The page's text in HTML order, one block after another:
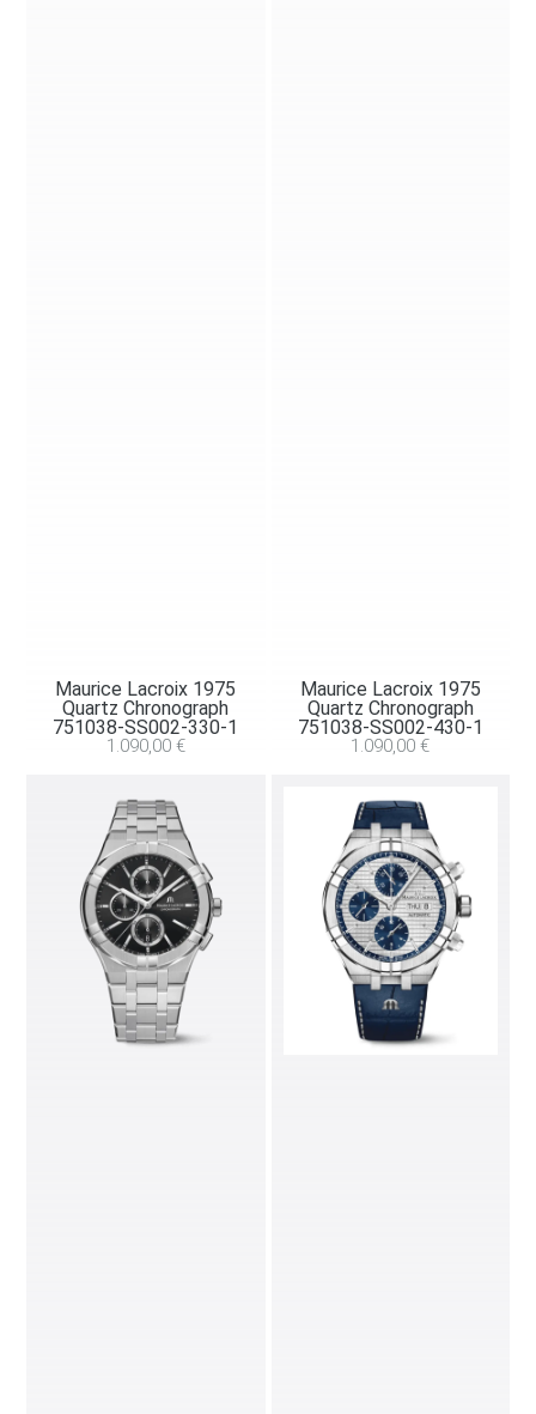
Maurice Lacroix 1975
Quartz Chronograph
751038-SS002-330-1
1.090,00 €
Maurice Lacroix 1975
Quartz Chronograph
751038-SS002-430-1
1.090,00€